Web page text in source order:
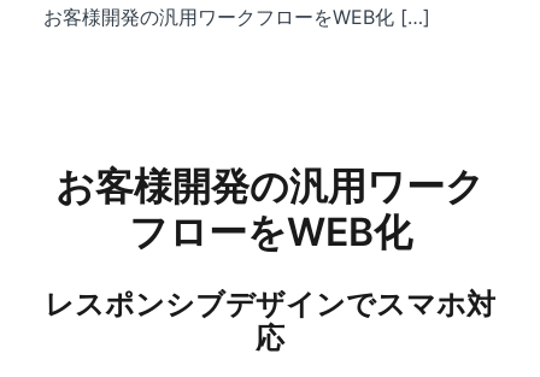
お客様開発の汎用ワークフローをWEB化 […]
お客様開発の汎用ワーク
フローをWEB化
レスポンシブデザインでスマホ対
応